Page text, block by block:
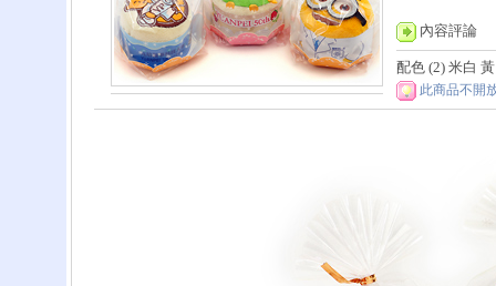
內容評論
配色 (2) 米白 黃
此商品不開